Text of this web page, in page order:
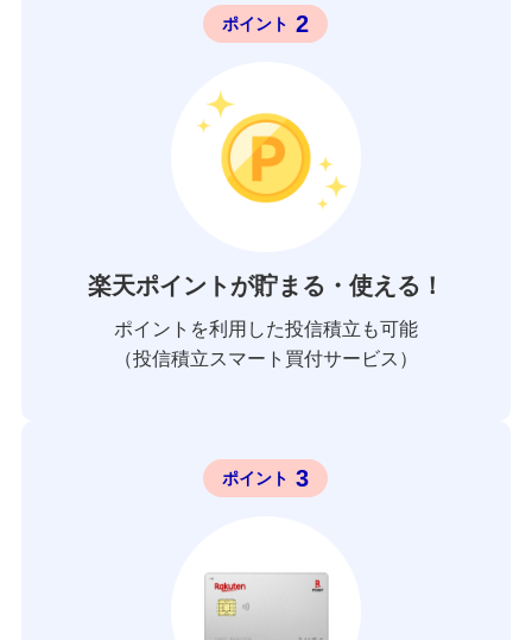
ポイント 2
楽天ポイントが貯まる・使える！
ポイントを利用した投信積立も可能
（投信積立スマート買付サービス）
ポイント 3